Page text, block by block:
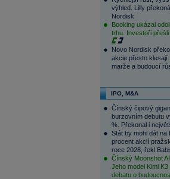
výhled. Lilly
Nordisk
Booking ukázal
trhu. Investoři
Novo Nordisk
akcie přesto
marže a budoucí
IPO, M&A
Čínský čipový
burzovním debutu
%. Překonal i
Stát by mohl dát na
procent akcií
roce 2028, řekl
Čínský Moonshot
Jeho model Kimi
debatu o